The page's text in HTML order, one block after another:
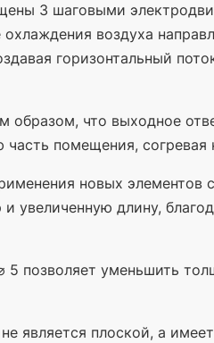
3 шаговыми
воздуха
горизонтальный
что выходное
помещения, согревая
новых элементов
увеличенную длину,
позволяет уменьшить
является плоской, а